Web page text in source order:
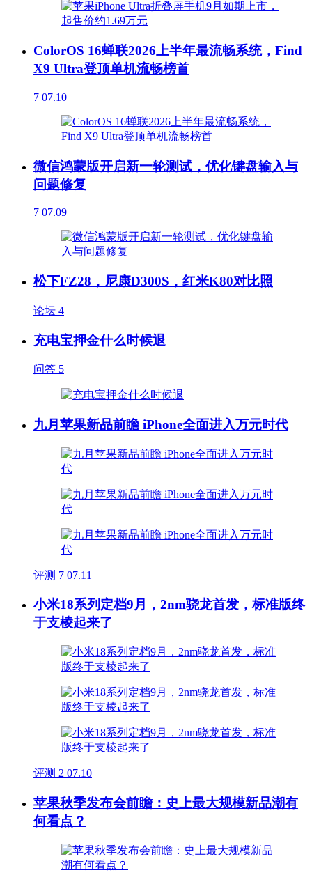
ColorOS 16蝉联2026上半年最流畅系统，Find
X9 Ultra登顶单机流畅榜首
7 07.10
微信鸿蒙版开启新一轮测试，优化键盘输入与
问题修复
7 07.09
松下FZ28，尼康D300S，红米K80对比照
论坛 4
充电宝押金什么时候退
问答 5
九月苹果新品前瞻 iPhone全面进入万元时代
评测 7 07.11
小米18系列定档9月，2nm骁龙首发，标准版终
于支棱起来了
评测 2 07.10
苹果秋季发布会前瞻：史上最大规模新品潮有
何看点？